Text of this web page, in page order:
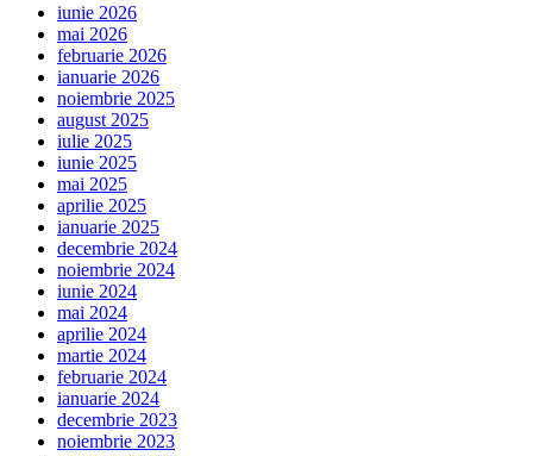
iunie 2026
mai 2026
februarie 2026
ianuarie 2026
noiembrie 2025
august 2025
iulie 2025
iunie 2025
mai 2025
aprilie 2025
ianuarie 2025
decembrie 2024
noiembrie 2024
iunie 2024
mai 2024
aprilie 2024
martie 2024
februarie 2024
ianuarie 2024
decembrie 2023
noiembrie 2023